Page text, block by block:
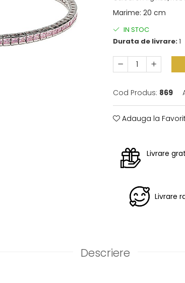
Marime: 20 cm
IN STOC
Durata de livrare:1
Cod Produs: 869
Adauga la
Livrare
Livrare
Descriere